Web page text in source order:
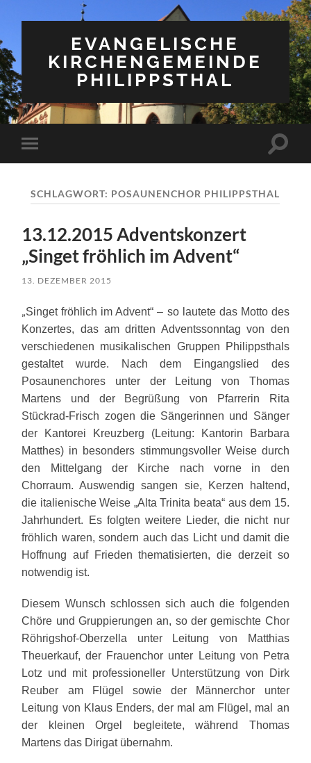
EVANGELISCHE
KIRCHENGEMEINDE
PHILIPPSTHAL
Mobile-
Menü
SCHLAGWORT: POSAUNENCHOR PHILIPPSTHAL
13.12.2015 Adventskonzert
„Singet fröhlich im Advent“
13. DEZEMBER 2015
„Singet fröhlich im Advent“ – so lautete das Motto des
Konzertes, das am dritten Adventssonntag von den
verschiedenen musikalischen Gruppen Philippsthals
gestaltet wurde. Nach dem Eingangslied des
Posaunenchores unter der Leitung von Thomas
Martens und der Begrüßung von Pfarrerin Rita
Stückrad-Frisch zogen die Sängerinnen und Sänger
der Kantorei Kreuzberg (Leitung: Kantorin Barbara
Matthes) in besonders stimmungsvoller Weise durch
den Mittelgang der Kirche nach vorne in den
Chorraum. Auswendig sangen sie, Kerzen haltend,
die italienische Weise „Alta Trinita beata“ aus dem 15.
Jahrhundert. Es folgten weitere Lieder, die nicht nur
fröhlich waren, sondern auch das Licht und damit die
Hoffnung auf Frieden thematisierten, die derzeit so
notwendig ist.
Diesem Wunsch schlossen sich auch die folgenden
Chöre und Gruppierungen an, so der gemischte Chor
Röhrigshof-Oberzella unter Leitung von Matthias
Theuerkauf, der Frauenchor unter Leitung von Petra
Lotz und mit professioneller Unterstützung von Dirk
Reuber am Flügel sowie der Männerchor unter
Leitung von Klaus Enders, der mal am Flügel, mal an
der kleinen Orgel begleitete, während Thomas
Martens das Dirigat übernahm.